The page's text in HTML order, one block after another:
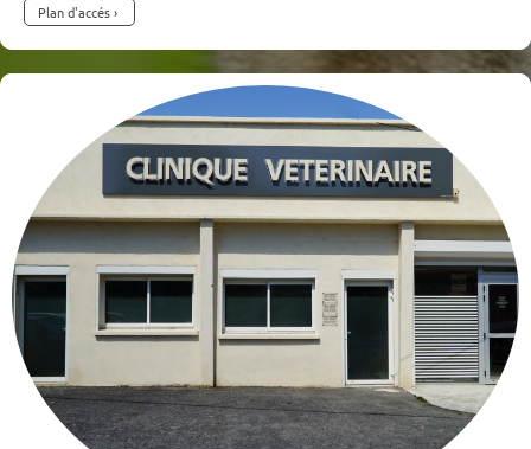
Plan d'accés